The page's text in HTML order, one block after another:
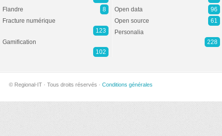
Flandre
8
Fracture numérique
123
Gamification
102
Open data
96
Open source
61
Personalia
228
© Regional-IT · Tous droits réservés · Conditions générales